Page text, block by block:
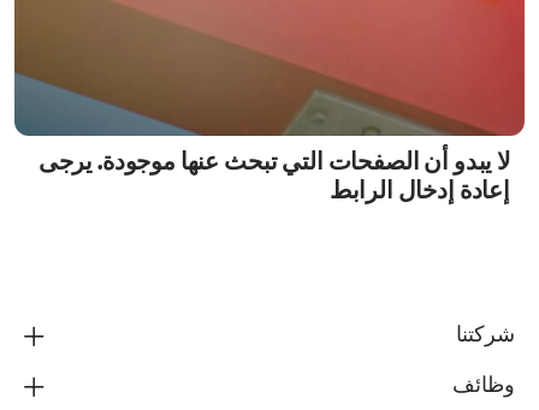
لا يبدو أن الصفحات التي تبحث عنها موجودة. يرجى
إعادة إدخال الرابط
شركتنا
وظائف